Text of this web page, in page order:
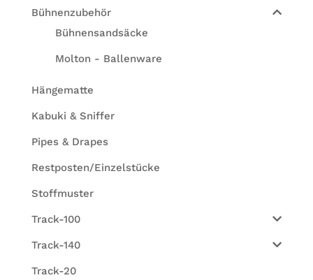
Bühnenzubehör
Bühnensandsäcke
Molton - Ballenware
Hängematte
Kabuki & Sniffer
Pipes & Drapes
Restposten/Einzelstücke
Stoffmuster
Track-100
Track-140
Track-20